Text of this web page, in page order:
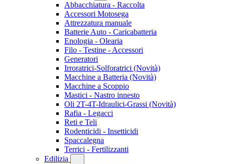
Abbacchiatura - Raccolta
Accessori Motosega
Attrezzatura manuale
Batterie Auto - Caricabatteria
Enologia - Olearia
Filo - Testine - Accessori
Generatori
Irroratrici-Solforatrici (Novità)
Macchine a Batteria (Novità)
Macchine a Scoppio
Mastici - Nastro innesto
Oli 2T-4T-Idraulici-Grassi (Novità)
Rafia - Legacci
Reti e Teli
Rodenticidi - Insetticidi
Spaccalegna
Terrici - Fertilizzanti
Edilizia